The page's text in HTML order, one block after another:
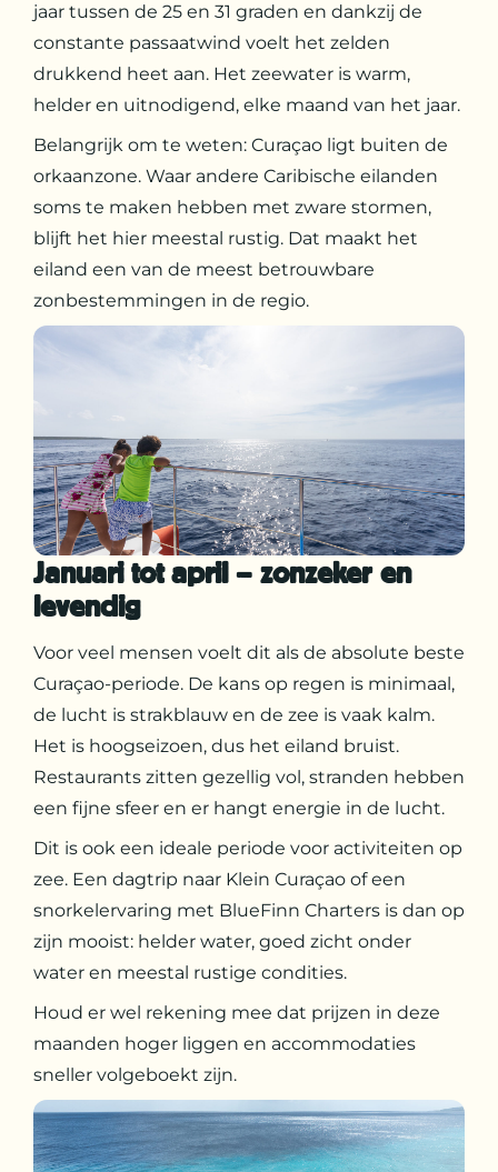
jaar tussen de 25 en 31 graden en dankzij de
constante passaatwind voelt het zelden
drukkend heet aan. Het zeewater is warm,
helder en uitnodigend, elke maand van het jaar.
Belangrijk om te weten: Curaçao ligt buiten de
orkaanzone. Waar andere Caribische eilanden
soms te maken hebben met zware stormen,
blijft het hier meestal rustig. Dat maakt het
eiland een van de meest betrouwbare
zonbestemmingen in de regio.
Januari tot april – zonzeker en
levendig
Voor veel mensen voelt dit als de absolute beste
Curaçao-periode. De kans op regen is minimaal,
de lucht is strakblauw en de zee is vaak kalm.
Het is hoogseizoen, dus het eiland bruist.
Restaurants zitten gezellig vol, stranden hebben
een fijne sfeer en er hangt energie in de lucht.
Dit is ook een ideale periode voor activiteiten op
zee. Een dagtrip naar Klein Curaçao of een
snorkelervaring met BlueFinn Charters is dan op
zijn mooist: helder water, goed zicht onder
water en meestal rustige condities.
Houd er wel rekening mee dat prijzen in deze
maanden hoger liggen en accommodaties
sneller volgeboekt zijn.